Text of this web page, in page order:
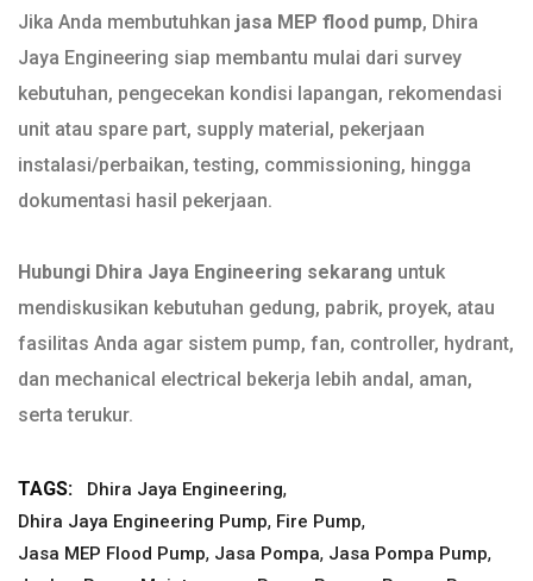
Jika Anda membutuhkan jasa MEP flood pump, Dhira
Jaya Engineering siap membantu mulai dari survey
kebutuhan, pengecekan kondisi lapangan, rekomendasi
unit atau spare part, supply material, pekerjaan
instalasi/perbaikan, testing, commissioning, hingga
dokumentasi hasil pekerjaan.
Hubungi Dhira Jaya Engineering sekarang untuk
mendiskusikan kebutuhan gedung, pabrik, proyek, atau
fasilitas Anda agar sistem pump, fan, controller, hydrant,
dan mechanical electrical bekerja lebih andal, aman,
serta terukur.
TAGS: Dhira Jaya Engineering,
Dhira Jaya Engineering Pump, Fire Pump,
Jasa MEP Flood Pump, Jasa Pompa, Jasa Pompa Pump,